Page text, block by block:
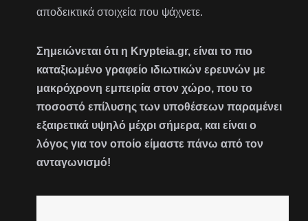
αποδεικτικά στοιχεία που ψάχνετε.
Σημειώνεται ότι η Krypteia.gr, είναι το πιο
καταξιωμένο γραφείο ιδιωτικών ερευνών με
μακρόχρονη εμπειρία στον χώρο, που το
ποσοστό επίλυσης των υποθέσεων παραμένει
εξαιρετικά υψηλό μέχρι σήμερα, και είναι ο
λόγος για τον οποίο είμαστε πάνω από τον
ανταγωνισμό!